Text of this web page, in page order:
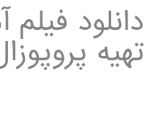
دانلود
تهیه